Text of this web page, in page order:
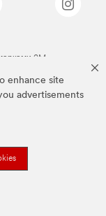
enhance site
advertisements
3M.